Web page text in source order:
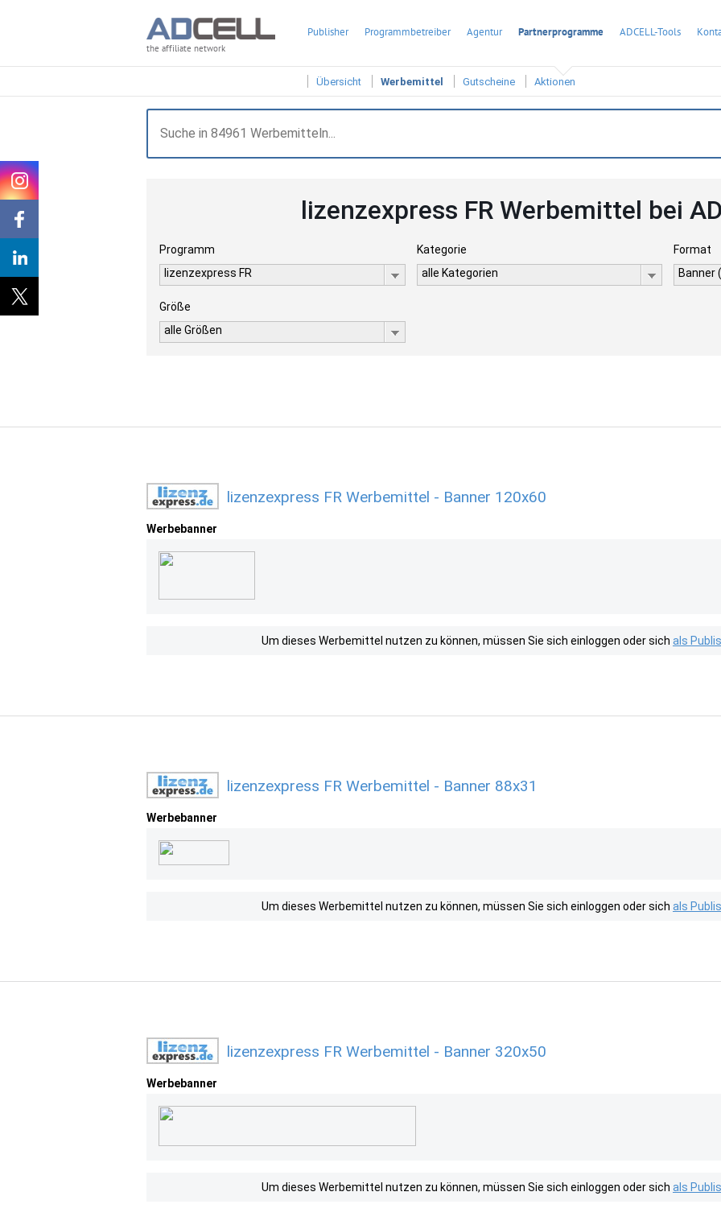
the affiliate network
Publisher Programmbetreiber Agentur Partnerprogramme ADCELL-Tools
Übersicht Werbemittel Gutscheine Aktionen
lizenzexpress FR Werbemittel bei
Programm
lizenzexpress FR
Kategorie
alle Kategorien
Format
Banner
Größe
alle Größen
lizenzexpress FR Werbemittel - Banner 120x60
Werbebanner
Um dieses Werbemittel nutzen zu können, müssen Sie sich einloggen oder sich als
lizenzexpress FR Werbemittel - Banner 88x31
Werbebanner
Um dieses Werbemittel nutzen zu können, müssen Sie sich einloggen oder sich als
lizenzexpress FR Werbemittel - Banner 320x50
Werbebanner
Um dieses Werbemittel nutzen zu können, müssen Sie sich einloggen oder sich als